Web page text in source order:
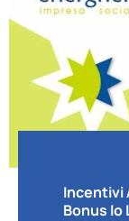
Incentivi
Bonus Io